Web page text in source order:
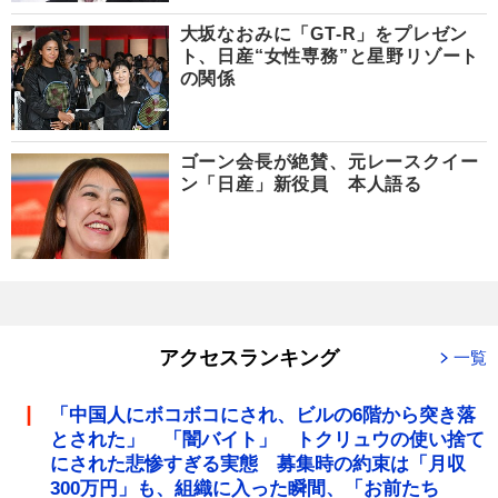
大坂なおみに「GT-R」をプレゼン
ト、日産“女性専務”と星野リゾート
の関係
ゴーン会長が絶賛、元レースクイー
ン「日産」新役員 本人語る
アクセスランキング 一覧
「中国人にボコボコにされ、ビルの6階から突き落
とされた」 「闇バイト」 トクリュウの使い捨て
にされた悲惨すぎる実態 募集時の約束は「月収
300万円」も、組織に入った瞬間、「お前たち